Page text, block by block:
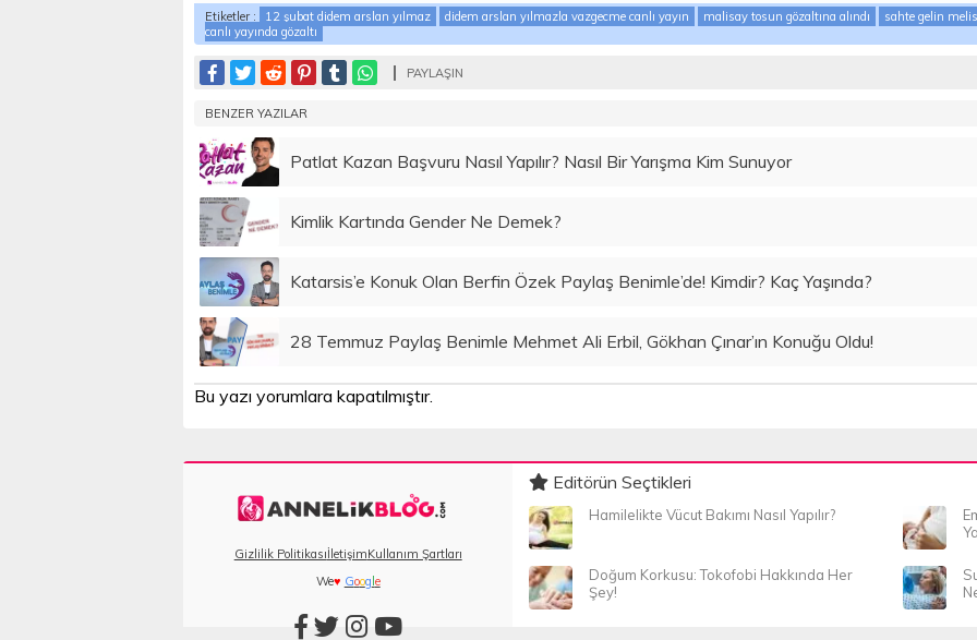
Etiketler : 12 şubat didem arslan yılmaz didem arslan yılmazla vazgecme canlı yayın malisay tosun gözaltına alındı
sahte gelin
canlı yayında gözaltı
PAYLAŞIN
BENZER YAZILAR
Patlat Kazan Başvuru Nasıl Yapılır? Nasıl Bir Yarışma Kim Sunuyor
Kimlik Kartında Gender Ne Demek?
Katarsis’e Konuk Olan Berfin Özek Paylaş Benimle’de! Kimdir? Kaç Yaşında?
28 Temmuz Paylaş Benimle Mehmet Ali Erbil, Gökhan Çınar’ın Konuğu Oldu!
Bu yazı yorumlara kapatılmıştır.
Gizlilik PolitikasıİletişimKullanım Şartları
We♥ Goog e
Editörün Seçtikleri
Hamilelikte Vücut Bakımı Nasıl Yapılır?
Doğum Korkusu: Tokofobi Hakkında Her
Şey!